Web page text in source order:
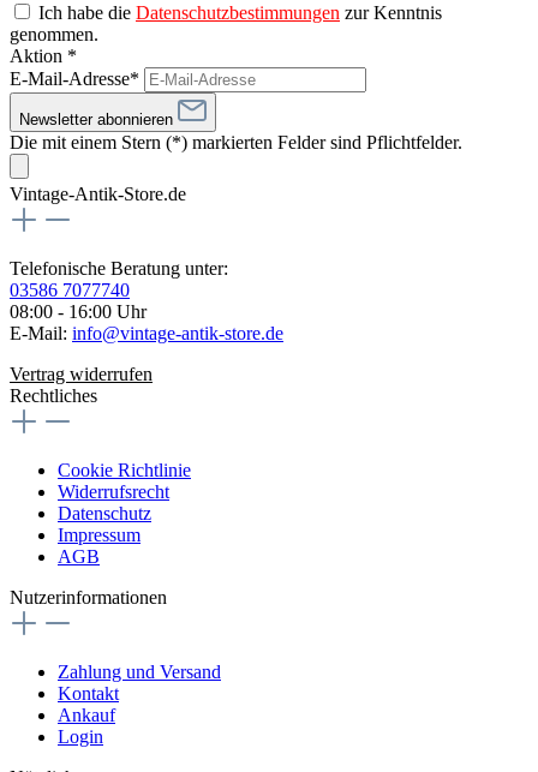
Ich habe die Datenschutzbestimmungen zur Kenntnis
genommen.
Aktion *
E-Mail-Adresse*
Newsletter abonnieren
Die mit einem Stern (*) markierten Felder sind Pflichtfelder.
Vintage-Antik-Store.de
Telefonische Beratung unter:
03586 7077740
08:00 - 16:00 Uhr
E-Mail: info@vintage-antik-store.de
Vertrag widerrufen
Rechtliches
Cookie Richtlinie
Widerrufsrecht
Datenschutz
Impressum
AGB
Nutzerinformationen
Zahlung und Versand
Kontakt
Ankauf
Login